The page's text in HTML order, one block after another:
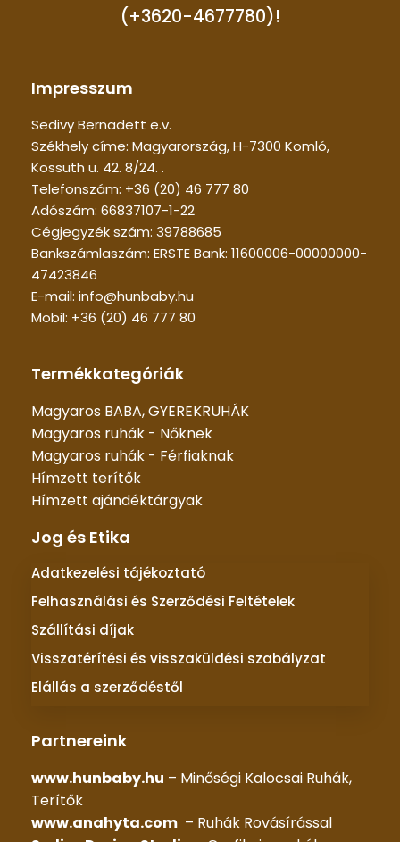
(+3620-4677780)!
Impresszum
Sedivy Bernadett e.v.
Székhely címe: Magyarország, H-7300 Komló,
Kossuth u. 42. 8/24. .
Telefonszám: +36 (20) 46 777 80
Adószám: 66837107-1-22
Cégjegyzék szám: 39788685
Bankszámlaszám: ERSTE Bank: 11600006-00000000-
47423846
E-mail: info@hunbaby.hu
Mobil: +36 (20) 46 777 80
Termékkategóriák
Magyaros BABA, GYEREKRUHÁK
Magyaros ruhák - Nőknek
Magyaros ruhák - Férfiaknak
Hímzett terítők
Hímzett ajándéktárgyak
Jog és Etika
Adatkezelési tájékoztató
Felhasználási és Szerződési Feltételek
Szállítási díjak
Visszatérítési és visszaküldési szabályzat
Elállás a szerződéstől
Partnereink
www.hunbaby.hu – Minőségi Kalocsai Ruhák,
Terítők
www.anahyta.com – Ruhák Rovásírással